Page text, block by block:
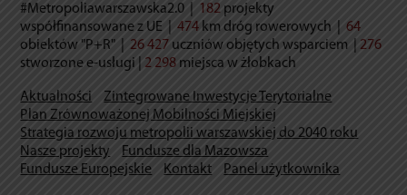
size.
size.
#Metropoliawarszawska2.0 182 projekty
współfinansowane z UE |474 km dróg rowerowych |64
obiektów "P+R" |26 427 uczniów objętych wsparciem |276
stworzone e-usługi | 2 298 miejsca w żłobkach
Aktualności
Zintegrowane Inwestycje Terytorialne
Plan Zrównoważonej Mobilności Miejskiej
Strategia rozwoju metropolii warszawskiej do 2040 roku
Nasze projekty
Fundusze dla Mazowsza
Fundusze Europejskie
Kontakt Panel użytkownika